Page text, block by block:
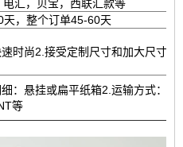
电汇，贝宝，西联汇款等
天，整个订单45-60天
时尚2.接受定制尺寸和加大尺寸3.
：悬挂或扁平纸箱2.运输方式：
等